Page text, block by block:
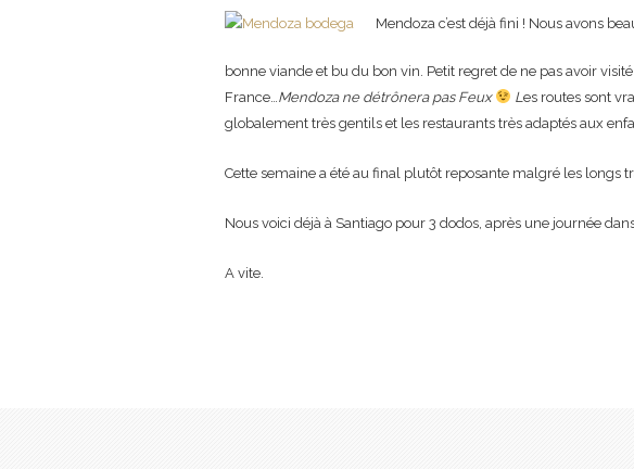
Mendoza c’est déjà fini ! Nous avons
bonne viande et bu du bon vin. Petit regret de ne pas avoir
France…Mendoza ne détrônera pas Feux Les routes sont
globalement très gentils et les restaurants très adaptés aux
Cette semaine a été au final plutôt reposante malgré les longs
Nous voici déjà à Santiago pour 3 dodos, après une journée
A vite.